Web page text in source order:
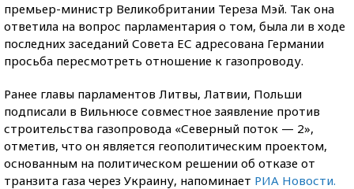
премьер-министр Великобритании Тереза Мэй. Так она
ответила на вопрос парламентария о том, была ли в ходе
последних заседаний Совета ЕС адресована Германии
просьба пересмотреть отношение к газопроводу.
Ранее главы парламентов Литвы, Латвии, Польши
подписали в Вильнюсе совместное заявление против
строительства газопровода «Северный поток — 2»,
отметив, что он является геополитическим проектом,
основанным на политическом решении об отказе от
транзита газа через Украину, напоминает РИА Новости.